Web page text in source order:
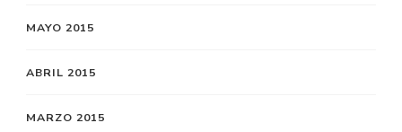
MAYO 2015
ABRIL 2015
MARZO 2015